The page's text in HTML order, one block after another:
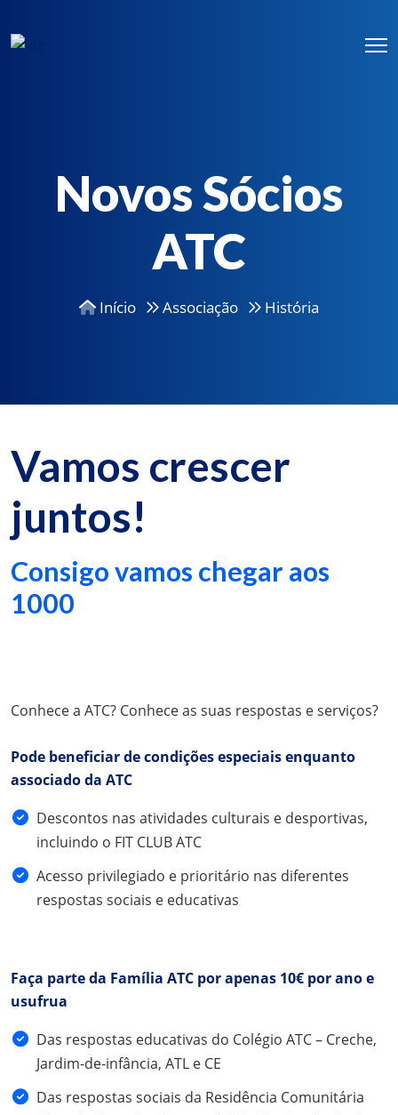
Novos Sócios
ATC
Início Associação História
Vamos crescer
juntos!
Consigo vamos chegar aos
1000
Conhece a ATC? Conhece as suas respostas e serviços?
Pode beneficiar de condições especiais enquanto
associado da ATC
Descontos nas atividades culturais e desportivas,
incluindo o FIT CLUB ATC
Acesso privilegiado e prioritário nas diferentes
respostas sociais e educativas
Faça parte da Família ATC por apenas 10€ por ano e
usufrua
Das respostas educativas do Colégio ATC – Creche,
Jardim-de-infância, ATL e CE
Das respostas sociais da Residência Comunitária